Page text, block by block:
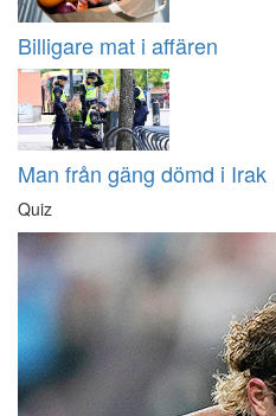
Billigare mat i affären
Man från gäng dömd i Irak
Quiz